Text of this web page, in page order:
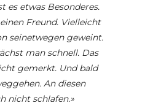
es etwas Besonderes.
Freund. Vielleicht
seinetwegen geweint.
man schnell. Das
gemerkt. Und bald
An diesen
nicht schlafen.»